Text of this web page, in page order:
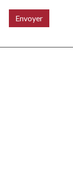
Envoyer